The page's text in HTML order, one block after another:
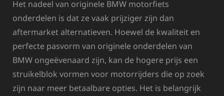
Het nadeel van originele BMW motorfiets
onderdelen is dat ze vaak prijziger zijn dan
aftermarket alternatieven. Hoewel de kwaliteit en
perfecte pasvorm van originele onderdelen van
BMW ongeëvenaard zijn, kan de hogere prijs een
struikelblok vormen voor motorrijders die op zoek
zijn naar meer betaalbare opties. Het is belangrijk